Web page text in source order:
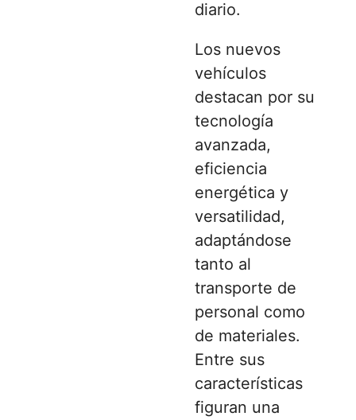
diario.
Los nuevos
vehículos
destacan por su
tecnología
avanzada,
eficiencia
energética y
versatilidad,
adaptándose
tanto al
transporte de
personal como
de materiales.
Entre sus
características
figuran una